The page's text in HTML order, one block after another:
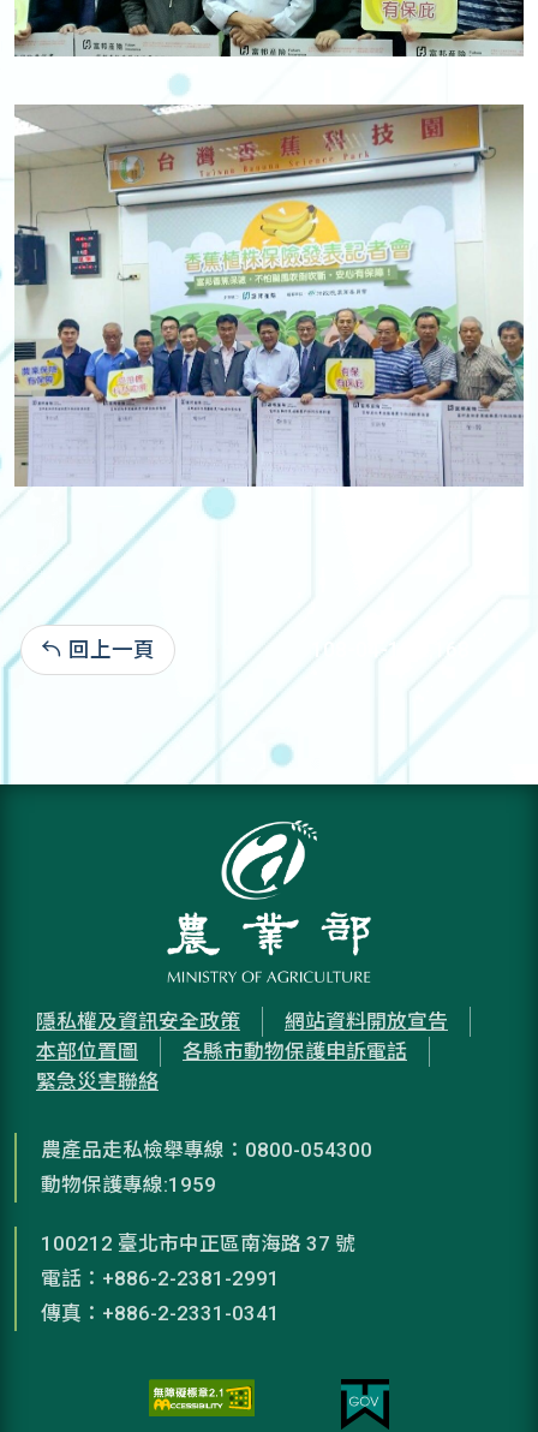
回上一頁 108-04-19:2,168
隱私權及資訊安全政策
網站資料開放宣告
本部位置圖
各縣市動物保護申訴電話
緊急災害聯絡
農產品走私檢舉專線：0800-054300
動物保護專線:1959
100212 臺北市中正區南海路 37 號
電話：+886-2-2381-2991
傳真：+886-2-2331-0341